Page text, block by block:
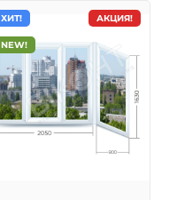
АКЦИЯ!
ХИТ!
NEW!